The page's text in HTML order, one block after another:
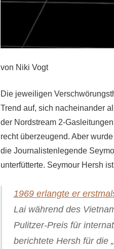
von Niki Vogt
Die jeweiligen
Trend auf, sich nacheinander
der Nordstream 2-
recht überzeugend. Aber
die Journalistenlegende
unterfütterte. Seymour Hersh
1969 erlangte er
Lai während des
Pulitzer-Preis für
berichtete Hersh für die